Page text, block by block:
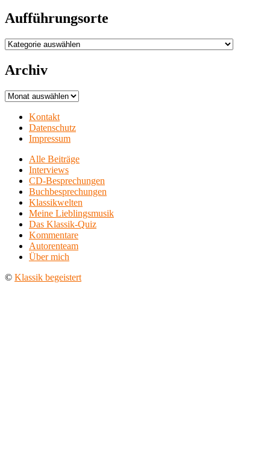
Aufführungsorte
Aufführungsorte
Archiv
Archiv
Kontakt
Datenschutz
Impressum
Alle Beiträge
Interviews
CD-Besprechungen
Buchbesprechungen
Klassikwelten
Meine Lieblingsmusik
Das Klassik-Quiz
Kommentare
Autorenteam
Über mich
© Klassik begeistert